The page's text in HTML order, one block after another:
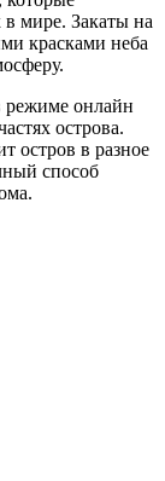
мире. Закаты на
красками неба
режиме онлайн
острова.
остров в разное
способ